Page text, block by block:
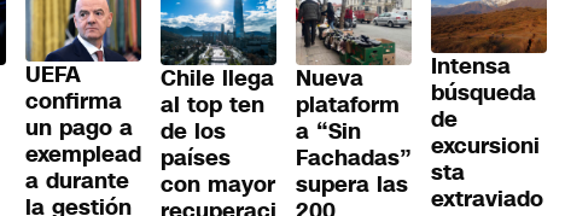
UEFA
confirma
un pago a
exemplead
a durante
la gestión
Chile llega
al top ten
de los
países
con mayor
Nueva
plataform
a “Sin
Fachadas”
supera las
Intensa
búsqueda
de
excursioni
sta
extraviado